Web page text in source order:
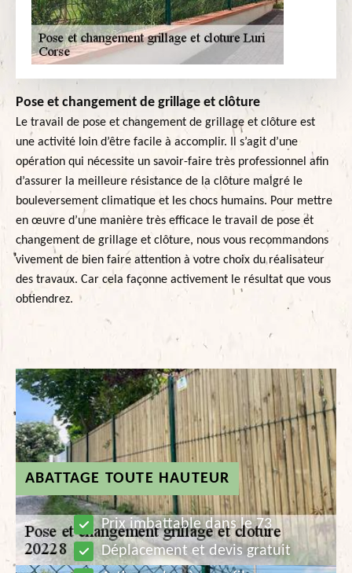
ABATTAGE TOUTE HAUTEUR
Prix imbattable dans le 73
Déplacement et devis gratuit
Pose et changement de grillage et clôture
Le travail de pose et changement de grillage et clôture est
une activité loin d’être facile à accomplir. Il s’agit d’une
opération qui nécessite un savoir-faire très professionnel afin
d’assurer la meilleure résistance de la clôture malgré le
bouleversement climatique et les chocs humains. Pour mettre
en œuvre d’une manière très efficace le travail de pose et
changement de grillage et clôture, nous vous recommandons
vivement de bien faire attention à votre choix du réalisateur
des travaux. Car cela façonne activement le résultat que vous
obtiendrez.